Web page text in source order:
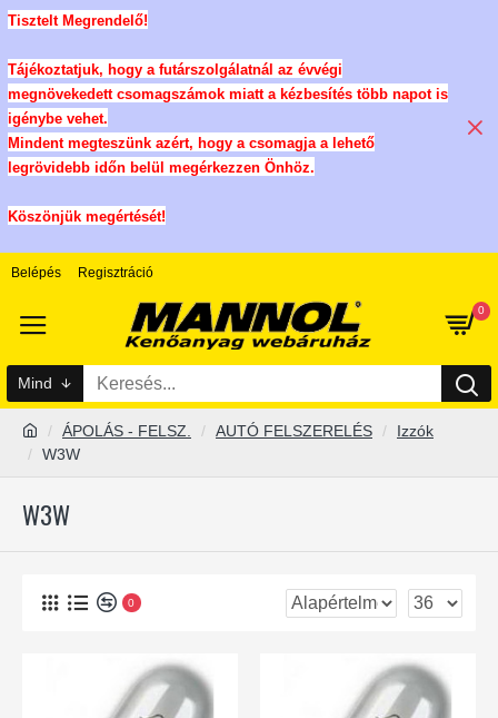
Tisztelt Megrendelő!
Tájékoztatjuk, hogy a futárszolgálatnál az évvégi
megnövekedett csomagszámok miatt a kézbesítés több napot is
igénybe vehet.
Mindent megteszünk azért, hogy a csomagja a lehető
legrövidebb időn belül megérkezzen Önhöz.
Köszönjük megértését!
Belépés Regisztráció
0
Mind
ÁPOLÁS - FELSZ. AUTÓ FELSZERELÉS
Izzók
W3W
W3W
0